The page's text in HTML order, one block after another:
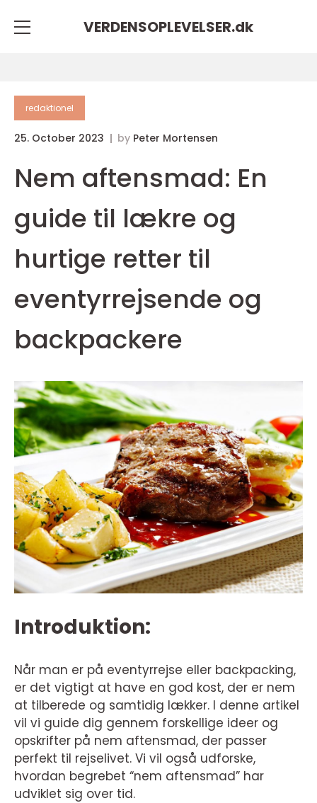
VERDENSOPLEVELSER.dk
redaktionel
25. October 2023 by Peter Mortensen
Nem aftensmad: En
guide til lækre og
hurtige retter til
eventyrrejsende og
backpackere
Introduktion:
Når man er på eventyrrejse eller backpacking,
er det vigtigt at have en god kost, der er nem
at tilberede og samtidig lækker. I denne artikel
vil vi guide dig gennem forskellige ideer og
opskrifter på nem aftensmad, der passer
perfekt til rejselivet. Vi vil også udforske,
hvordan begrebet “nem aftensmad” har
udviklet sig over tid.